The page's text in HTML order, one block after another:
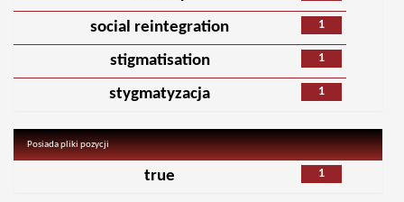
1
social reintegration
1
stigmatisation
1
stygmatyzacja
Posiada pliki pozycji
1
true